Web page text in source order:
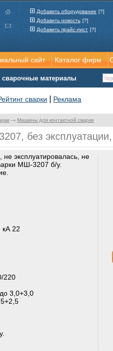
Машины для контактной сварки
без
эксплуатировалась, не
МШ-3207 б/у.
кА 22
220
3,0+3,0
сайт Каталог фирм
сварочные материалы
сварки Реклама
Добавить оборудование [?]
Добавить новость [?]
Добавить прайс-лист [?]